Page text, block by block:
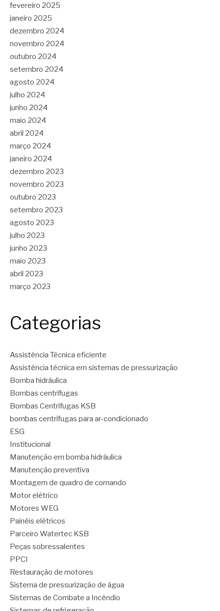
fevereiro 2025
janeiro 2025
dezembro 2024
novembro 2024
outubro 2024
setembro 2024
agosto 2024
julho 2024
junho 2024
maio 2024
abril 2024
março 2024
janeiro 2024
dezembro 2023
novembro 2023
outubro 2023
setembro 2023
agosto 2023
julho 2023
junho 2023
maio 2023
abril 2023
março 2023
Categorias
Assistência Técnica eficiente
Assistência técnica em sistemas de pressurização
Bomba hidráulica
Bombas centrífugas
Bombas Centrífugas KSB
bombas centrífugas para ar-condicionado
ESG
Institucional
Manutenção em bomba hidráulica
Manutenção preventiva
Montagem de quadro de comando
Motor elétrico
Motores WEG
Painéis elétricos
Parceiro Watertec KSB
Peças sobressalentes
PPCI
Restauração de motores
Sistema de pressurização de água
Sistemas de Combate a Incêndio